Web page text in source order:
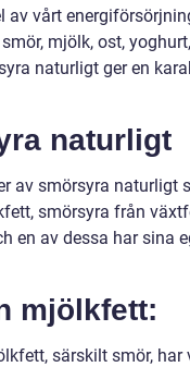
av vårt
mjölk, ost,
naturligt ger en
naturligt
av smörsyra naturligt
smörsyra från
en av dessa har sina
mjölkfett:
särskilt smör,